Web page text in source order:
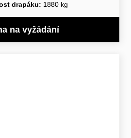
drapáku: 1880 kg
na vyžádání